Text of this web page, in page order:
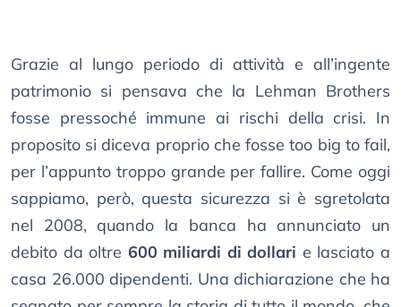
Grazie al lungo periodo di attività e all’ingente
patrimonio si pensava che la Lehman Brothers
fosse pressoché immune ai rischi della crisi. In
proposito si diceva proprio che fosse too big to fail,
per l’appunto troppo grande per fallire. Come oggi
sappiamo, però, questa sicurezza si è sgretolata
nel 2008, quando la banca ha annunciato un
debito da oltre 600 miliardi di dollari e lasciato a
casa 26.000 dipendenti. Una dichiarazione che ha